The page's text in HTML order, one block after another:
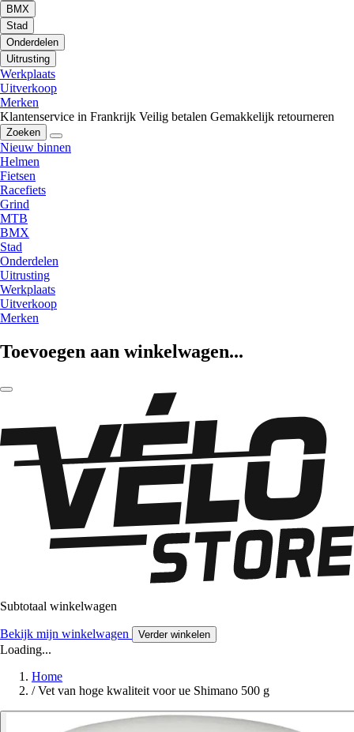
BMX
Stad
Onderdelen
Uitrusting
Werkplaats
Uitverkoop
Merken
Klantenservice in Frankrijk Veilig betalen Gemakkelijk retourneren
Zoeken
Nieuw binnen
Helmen
Fietsen
Racefiets
Grind
MTB
BMX
Stad
Onderdelen
Uitrusting
Werkplaats
Uitverkoop
Merken
Toevoegen aan winkelwagen...
Subtotaal winkelwagen
Bekijk mijn winkelwagen Verder winkelen
Loading...
Home
/ Vet van hoge kwaliteit voor ue Shimano 500 g